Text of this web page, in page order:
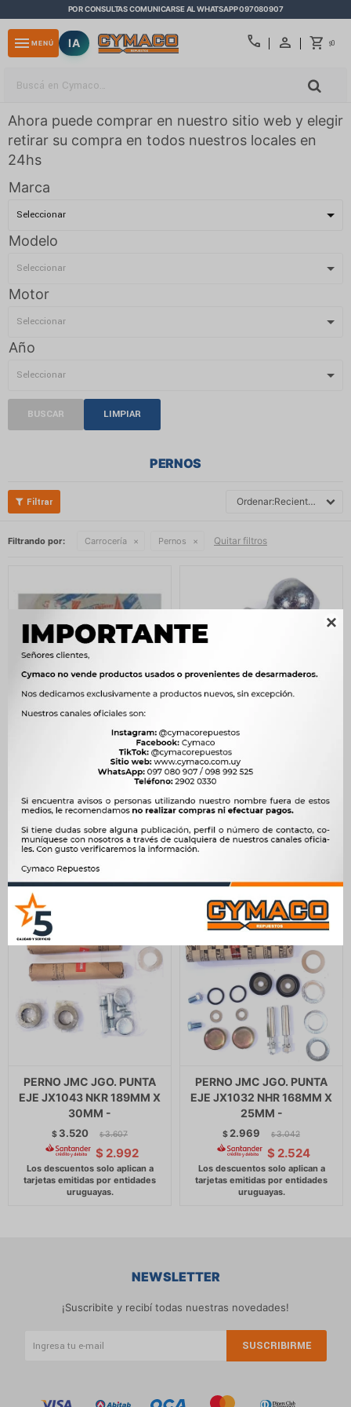

POR CONSULTAS COMUNICARSE AL WHATSAPP 097080907
call $0
menu MENÚ IA
Ahora puede comprar en nuestro sitio web y elegir
retirar su compra en todos nuestros locales en
24hs
Marca
Modelo
Motor
Año
BUSCAR LIMPIAR
PERNOS
Recientes
Filtrando por: Carrocería Pernos Quitar filtros
PERNO FIAT COMANDO
BOMBA NAFTA 600S -
$ 20
PERNO CHEVROLET PERNO
PIVOT PALANCA CAMBIOS
ADAPTABLE CORSA AGILE
$427 $ 437
$363
PERNO JMC JGO. PUNTA
EJE JX1043 NKR 189MM X
30MM -
$ 3.520 $ 3.607
$ 2.992
PERNO JMC JGO. PUNTA
EJE JX1032 NHR 168MM X
25MM -
$ 2.969 $ 3.042
$ 2.524
NEWSLETTER
¡Suscribite y recibí todas nuestras novedades!
SUSCRIBIRME
close